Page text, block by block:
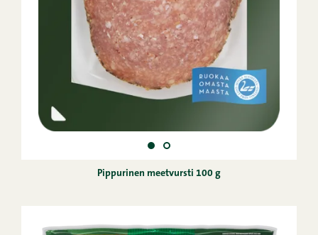
Pippurinen meetvursti 100 g